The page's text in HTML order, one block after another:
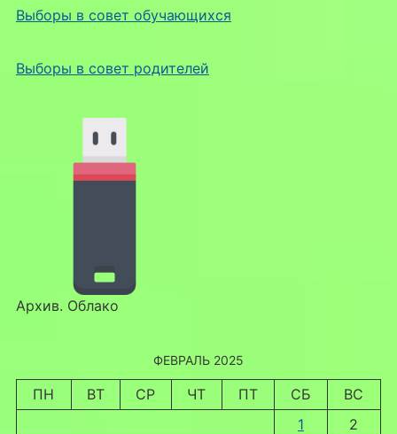
Выборы в совет обучающихся
Выборы в совет родителей
Архив. Облако
ФЕВРАЛЬ 2025
ПН ВТ СР ЧТ ПТ СБ
ВС
1
2